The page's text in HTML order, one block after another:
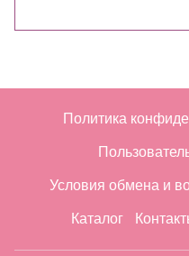
Политика
Условия обмена и
Каталог